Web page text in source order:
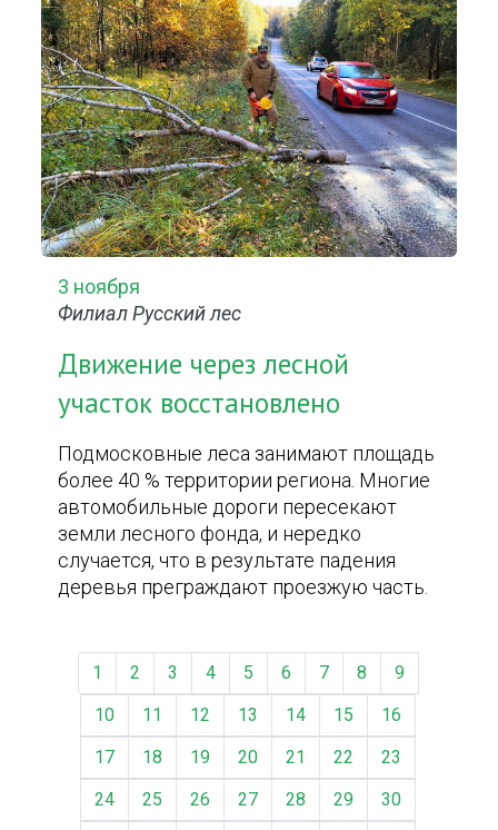
3 ноября
Филиал Русский лес
Движение через лесной
участок восстановлено
Подмосковные леса занимают площадь
более 40 % территории региона. Многие
автомобильные дороги пересекают
земли лесного фонда, и нередко
случается, что в результате падения
деревья преграждают проезжую часть.
1 2 3 4 5 6 7 8
9
10
11 12 13 14 15
16
17
18 19 20 21 22
23
24
25 26 27 28 29
30